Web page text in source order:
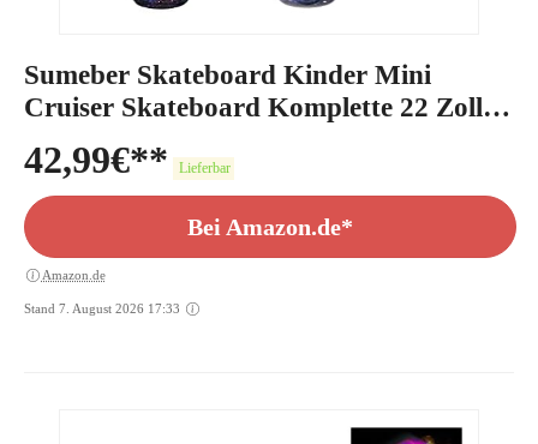
Sumeber Skateboard Kinder Mini
Cruiser Skateboard Komplette 22 Zoll
mit LED Leuchtrollen Skateboard für
Erwachsene Kinder Anfänger
Geburtstagsgeschenk (Galaxis)
42,99€ Lieferbar
Bei Amazon.de*
Amazon.de
Stand 7. August 2026 17:33